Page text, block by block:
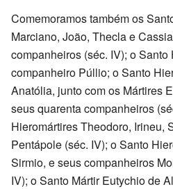
Comemoramos também os
Marciano, João, Thecla e
companheiros (séc. IV); o
companheiro Púllio; o Santo
Anatólia, junto com os Mártires
seus quarenta companheiros
Hieromártires Theodoro, Irineu,
Pentápole (séc. IV); o Santo
Sirmio, e seus companheiros
IV); o Santo Mártir Eutychio de